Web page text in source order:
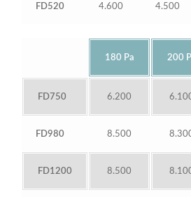
FD520 4.600 4.500
180 Pa 200
FD750 6.200
FD980 8.500
FD1200 8.500